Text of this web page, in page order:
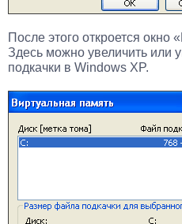
После этого откроется окно
Здесь можно увеличить или
подкачки в Windows XP.